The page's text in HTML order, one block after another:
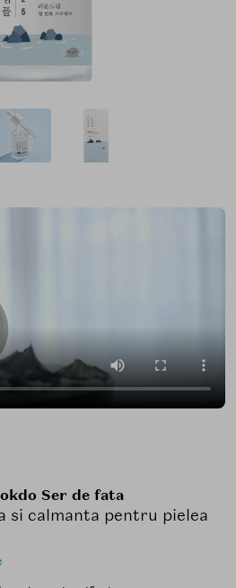
Ser de fata
si calmanta pentru pielea